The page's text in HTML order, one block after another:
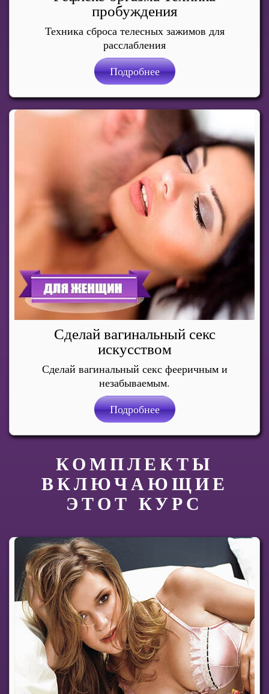
пробуждения
Техника сброса телесных зажимов для
расслабления
Подробнее
Сделай вагинальный секс
искусством
Сделай вагинальный секс фееричным и
незабываемым.
Подробнее
КОМПЛЕКТЫ
ВКЛЮЧАЮЩИЕ
ЭТОТ КУРС